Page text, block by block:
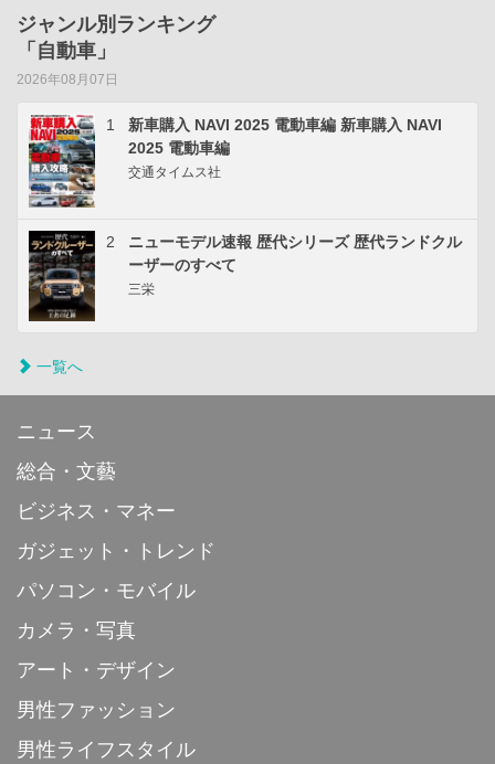
ジャンル別ランキング
「自動車」
2026年08月07日
1
新車購入 NAVI 2025 電動車編 新車購入 NAVI
2025 電動車編
交通タイムス社
2
ニューモデル速報 歴代シリーズ 歴代ランドクル
ーザーのすべて
三栄
一覧へ
ニュース
総合・文藝
ビジネス・マネー
ガジェット・トレンド
パソコン・モバイル
カメラ・写真
アート・デザイン
男性ファッション
男性ライフスタイル